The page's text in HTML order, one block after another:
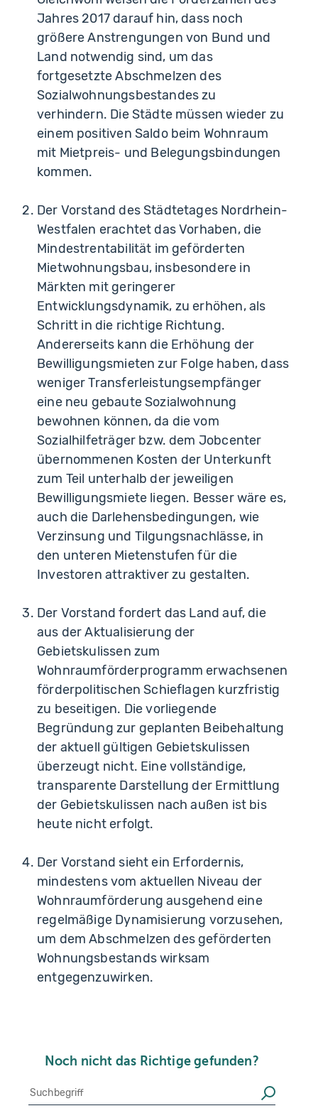
Jahres 2017 darauf hin, dass noch
größere Anstrengungen von Bund und
Land notwendig sind, um das
fortgesetzte Abschmelzen des
Sozialwohnungsbestandes zu
verhindern. Die Städte müssen wieder zu
einem positiven Saldo beim Wohnraum
mit Mietpreis- und Belegungsbindungen
kommen.
Der Vorstand des Städtetages Nordrhein-
Westfalen erachtet das Vorhaben, die
Mindestrentabilität im geförderten
Mietwohnungsbau, insbesondere in
Märkten mit geringerer
Entwicklungsdynamik, zu erhöhen, als
Schritt in die richtige Richtung.
Andererseits kann die Erhöhung der
Bewilligungsmieten zur Folge haben, dass
weniger Transferleistungsempfänger
eine neu gebaute Sozialwohnung
bewohnen können, da die vom
Sozialhilfeträger bzw. dem Jobcenter
übernommenen Kosten der Unterkunft
zum Teil unterhalb der jeweiligen
Bewilligungsmiete liegen. Besser wäre es,
auch die Darlehensbedingungen, wie
Verzinsung und Tilgungsnachlässe, in
den unteren Mietenstufen für die
Investoren attraktiver zu gestalten.
Der Vorstand fordert das Land auf, die
aus der Aktualisierung der
Gebietskulissen zum
Wohnraumförderprogramm erwachsenen
förderpolitischen Schieflagen kurzfristig
zu beseitigen. Die vorliegende
Begründung zur geplanten Beibehaltung
der aktuell gültigen Gebietskulissen
überzeugt nicht. Eine vollständige,
transparente Darstellung der Ermittlung
der Gebietskulissen nach außen ist bis
heute nicht erfolgt.
Der Vorstand sieht ein Erfordernis,
mindestens vom aktuellen Niveau der
Wohnraumförderung ausgehend eine
regelmäßige Dynamisierung vorzusehen,
um dem Abschmelzen des geförderten
Wohnungsbestands wirksam
entgegenzuwirken.
Noch nicht das Richtige gefunden?
Suche Suchen